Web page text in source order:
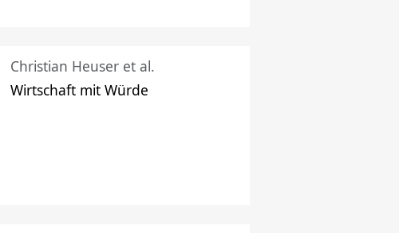
Christian Heuser et al.
Wirtschaft mit Würde